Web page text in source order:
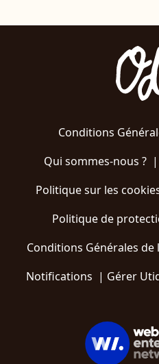
Conditions
Qui sommes-nous ?|
Politique sur les
Politique de
Conditions Générales
Notifications | Gérer